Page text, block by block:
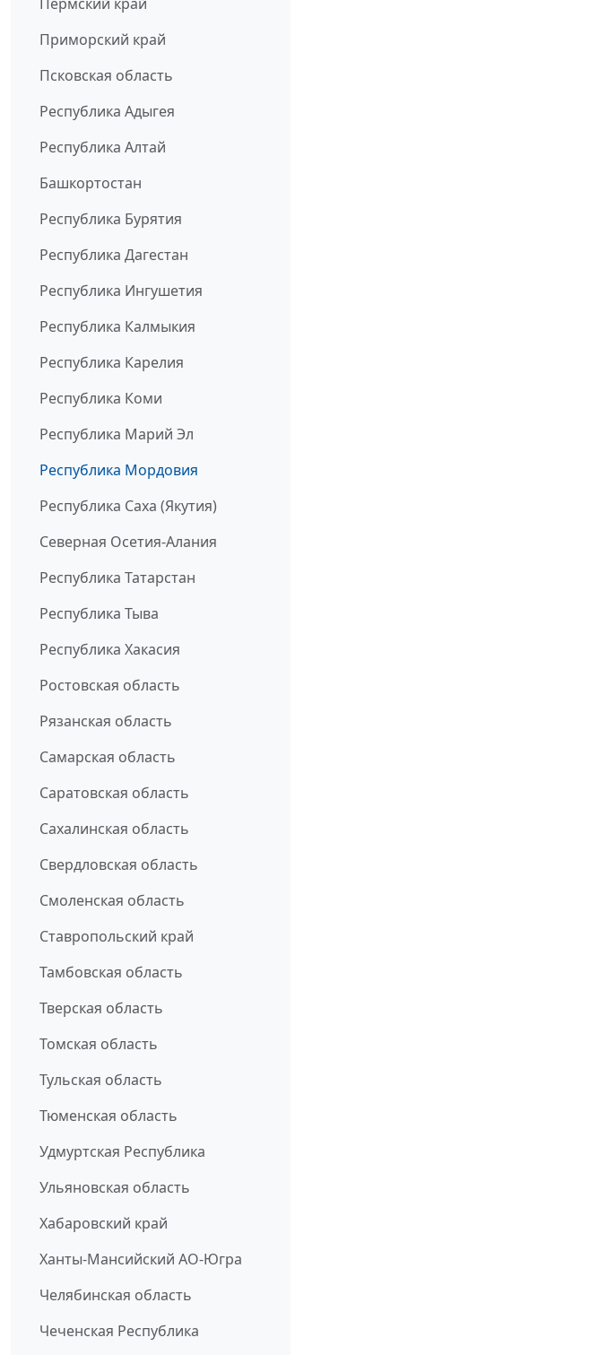
Приморский край
Псковская область
Республика Адыгея
Республика Алтай
Башкортостан
Республика Бурятия
Республика Дагестан
Республика Ингушетия
Республика Калмыкия
Республика Карелия
Республика Коми
Республика Марий Эл
Республика Мордовия
Республика Саха (Якутия)
Северная Осетия-Алания
Республика Татарстан
Республика Тыва
Республика Хакасия
Ростовская область
Рязанская область
Самарская область
Саратовская область
Сахалинская область
Свердловская область
Смоленская область
Ставропольский край
Тамбовская область
Тверская область
Томская область
Тульская область
Тюменская область
Удмуртская Республика
Ульяновская область
Хабаровский край
Ханты-Мансийский АО-Югра
Челябинская область
Чеченская Республика